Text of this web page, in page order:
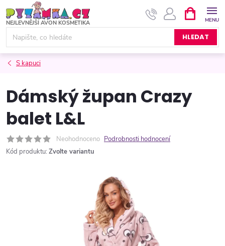
na
obsah
HLEDAT
NÁKUPNÍ
KOŠÍK
S kapuci
Dámský župan Crazy
balet L&L
Neohodnoceno Podrobnosti hodnocení
Kód produktu: Zvolte variantu